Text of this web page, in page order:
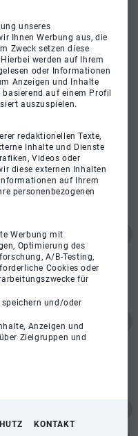
unseres
Ihnen Werbung aus, die
Zweck setzen diese
werden auf Ihrem
oder Informationen
Anzeigen und Inhalte
auf einem Profil
auszuspielen.
redaktionellen Texte,
Inhalte und Dienste
Videos oder
diese externen Inhalten
auf Ihrem
personenbezogenen
Werbung mit
Optimierung des
A/B-Testing,
Cookies oder
für
und/oder
Anzeigen und
Zielgruppen und
KONTAKT